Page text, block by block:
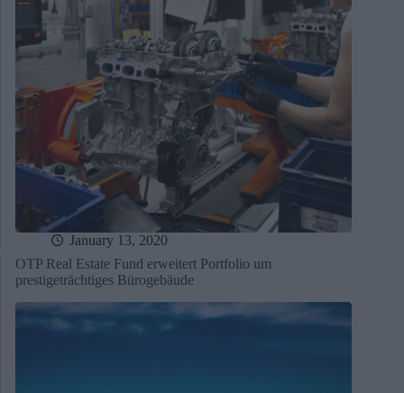
January 13, 2020
OTP Real Estate Fund erweitert Portfolio um
prestigeträchtiges Bürogebäude